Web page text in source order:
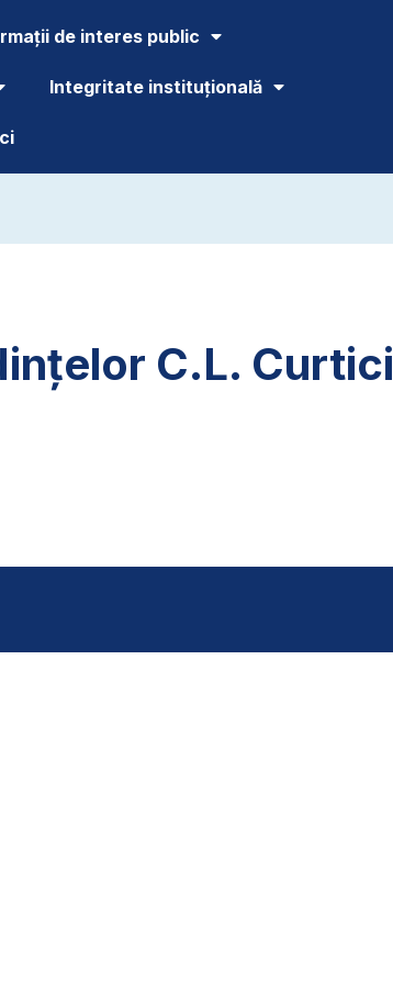
de interes public
Integritate instituțională
C.L. Curtici